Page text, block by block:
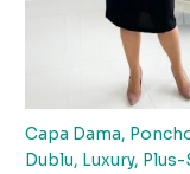
Capa Dama,
Dublu, Luxury, Plus-